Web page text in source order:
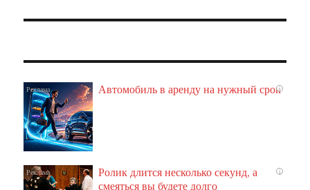
i
Автомобиль в аренду на нужный срок
i
Ролик длится несколько секунд, а
смеяться вы будете долго